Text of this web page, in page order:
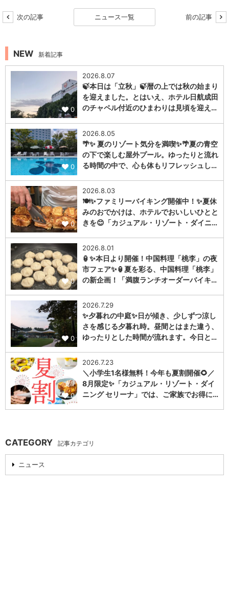
次の記事 ニュース一覧 前の記事
NEW 新着記事
0
2026.8.07
🍃本日は「立秋」🍃暦の上では秋の始まり
を迎えました。とはいえ、ホテル日航成田
のチャペル付近のひまわりは見頃を迎え…
0
2026.8.05
🌴✨ 夏のリゾート気分を満喫✨🌴夏の青空
の下で楽しむ屋外プール。ゆったりと流れ
る時間の中で、心も体もリフレッシュし…
0
2026.8.03
🍽️✨ファミリーバイキング開催中！✨夏休
みのおでかけは、ホテルでおいしいひとと
きを😊「カジュアル・リゾート・ダイニ…
0
2026.8.01
🏮✨本日より開催！中国料理「桃李」の夜
市フェア✨🏮夏を彩る、中国料理「桃李」
の新企画！「満腹ランチオーダーバイキ…
0
2026.7.29
✨夕暮れの中庭✨日が傾き、少しずつ涼し
さを感じる夕暮れ時。昼間とはまた違う、
ゆったりとした時間が流れます。今日と…
0
2026.7.23
＼小学生1名様無料！今年も夏割開催🌻／
8月限定✨「カジュアル・リゾート・ダイ
ニング セリーナ」では、ご家族でお得に…
CATEGORY 記事カテゴリ
ニュース